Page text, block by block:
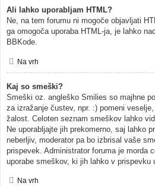
Ali lahko uporabljam HTML?
Ne, na tem forumu ni mogoče objavljati
ga omogoča uporaba HTML-ja, je lahko
BBKode.
Na vrh
Kaj so smeški?
Smeški oz. angleško Smilies so majhne
za izražanje čustev, npr. :) pomeni
žalost. Celoten seznam smeškov lahko
Ne uporabljajte jih prekomerno, saj lahko
neberljiv, moderator pa bo izbrisal vaše
prispevek. Administrator foruma je morda
uporabe smeškov, ki jih lahko v prispevku
Na vrh